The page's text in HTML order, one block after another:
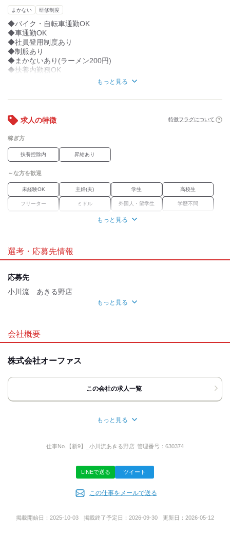
「授業後に働いてお小遣いを稼ぎたい」
「子どもが保育園の間に働きたい」
「子育てが落ち着いたからブランク復帰」
「ラーメンが好きでまかないを食べたい」
「地元や学校の近くで働きたい」
…など、働く理由はなんでもOK！
まかない 研修制度
◆バイク・自転車通勤OK
◆車通勤OK
◆社員登用制度あり
◆制服あり
◆まかないあり(ラーメン200円)
◆扶養内勤務OK
◆合同懇親会あり(年1回)
≪研修期間：20時間≫
時給1226円～、他同条件
もっと見る
求人の特徴 特徴フラグについて
稼ぎ方
扶養控除内 昇給あり
～な方を歓迎
未経験OK 主婦(夫) 学生 高校生
フリーター ミドル 外国人・留学生 学歴不問
経験者優遇
車通勤OK
交通費有
もっと見る
選考・応募先情報
応募先
小川流 あきる野店
【選考フロー】
応募→面接1回→採用
◆友達と応募OK！
◆肩の力を抜いてお越しください！
◆気になる事があれば何でも聞いてください！
◆勤務開始時期なども相談OK！
◆面接当日場所が分からない場合など
もっと見る
会社概要
株式会社オーファス
この会社の求人一覧
東京都町田市小山町4409番地
もっと見る
仕事No. 【新9】_小川流あきる野店 管理番号： 630374
LINEで送る ツイート
この仕事をメールで送る
掲載開始日： 2025-10-03 掲載終了予定日： 2026-09-30 更新日： 2026-05-12